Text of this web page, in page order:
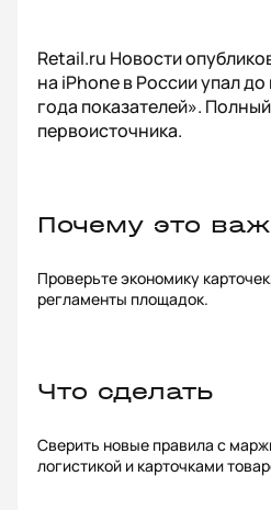
Retail.ru Новости
на iPhone в России упал
года показателей».
первоисточника.
Почему это
Проверьте экономику
регламенты площадок.
Что сделать
Сверить новые правила с
логистикой и карточками